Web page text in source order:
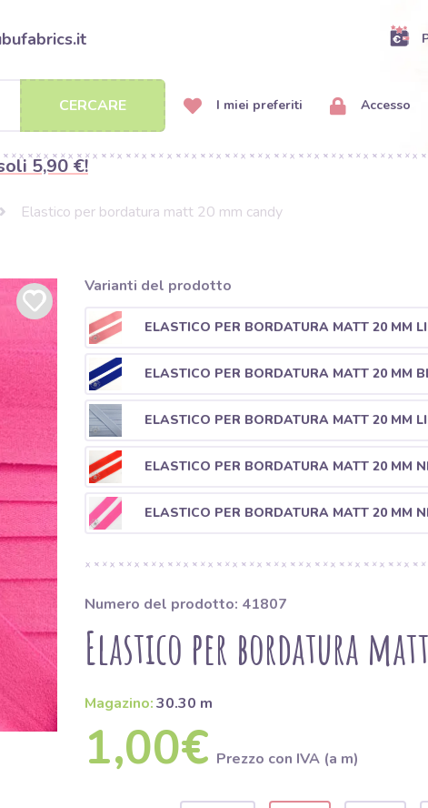
CERCARE I miei preferiti Accesso
5,90 €!
Elastico per bordatura matt 20 mm candy
Varianti del prodotto
ELASTICO PER BORDATURA MATT 20 MM
ELASTICO PER BORDATURA MATT 20 MM
ELASTICO PER BORDATURA MATT 20 MM
ELASTICO PER BORDATURA MATT 20 MM
ELASTICO PER BORDATURA MATT 20 MM
Numero del prodotto: 41807
Elastico per bordatura
Magazino:30.30 m
1,00€ Prezzo con IVA (a m)